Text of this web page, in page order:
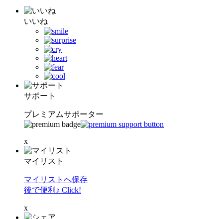
いいね
サポート
プレミアムサポーター
x
マイリスト
マイリストへ保存
後で便利♪ Click!
x